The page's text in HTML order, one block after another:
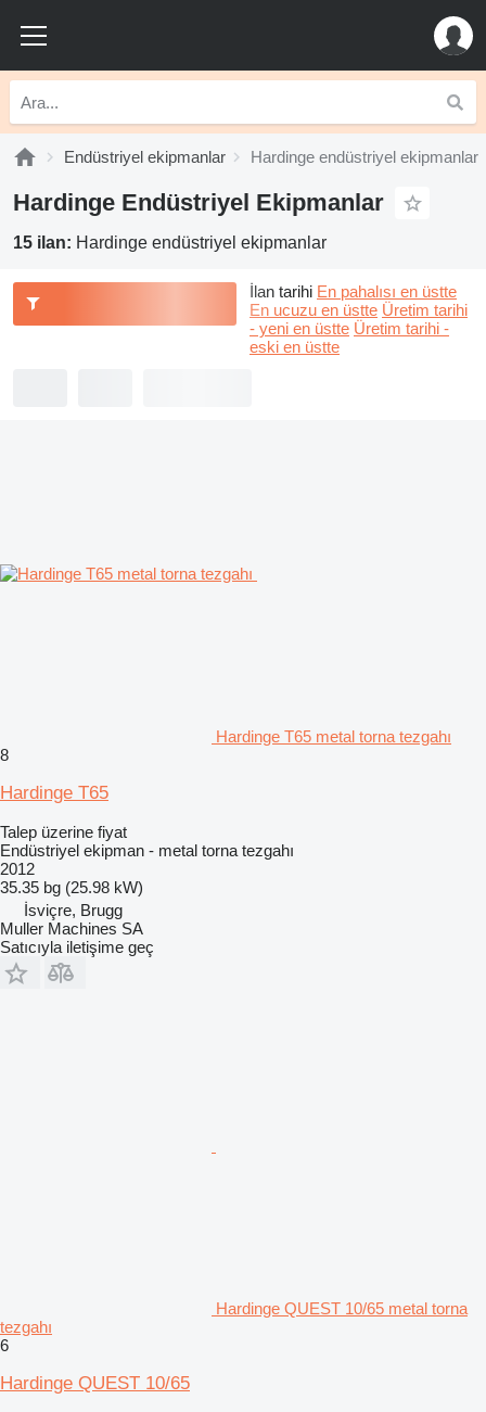
Endüstriyel ekipmanlar Hardinge endüstriyel ekipmanlar
Hardinge Endüstriyel Ekipmanlar
15 ilan: Hardinge endüstriyel ekipmanlar
İlan tarihi En pahalısı en üstte
En ucuzu en üstte Üretim tarihi
- yeni en üstte Üretim tarihi -
eski en üstte
Hardinge T65 metal torna tezgahı
8
Hardinge T65
Talep üzerine fiyat
Endüstriyel ekipman - metal torna tezgahı
2012
35.35 bg (25.98 kW)
İsviçre, Brugg
Muller Machines SA
Satıcıyla iletişime geç
Hardinge QUEST 10/65 metal torna
tezgahı
6
Hardinge QUEST 10/65